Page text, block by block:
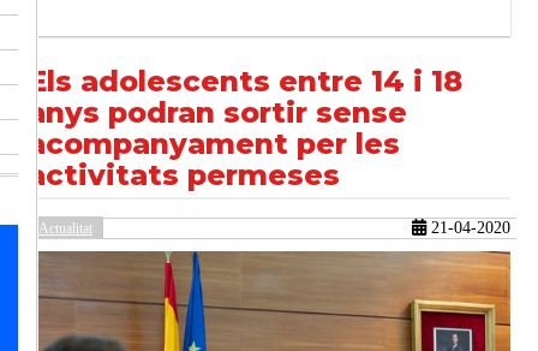
Els adolescents entre 14 i 18
anys podran sortir sense
acompanyament per les
activitats permeses
Actualitat 21-04-2020